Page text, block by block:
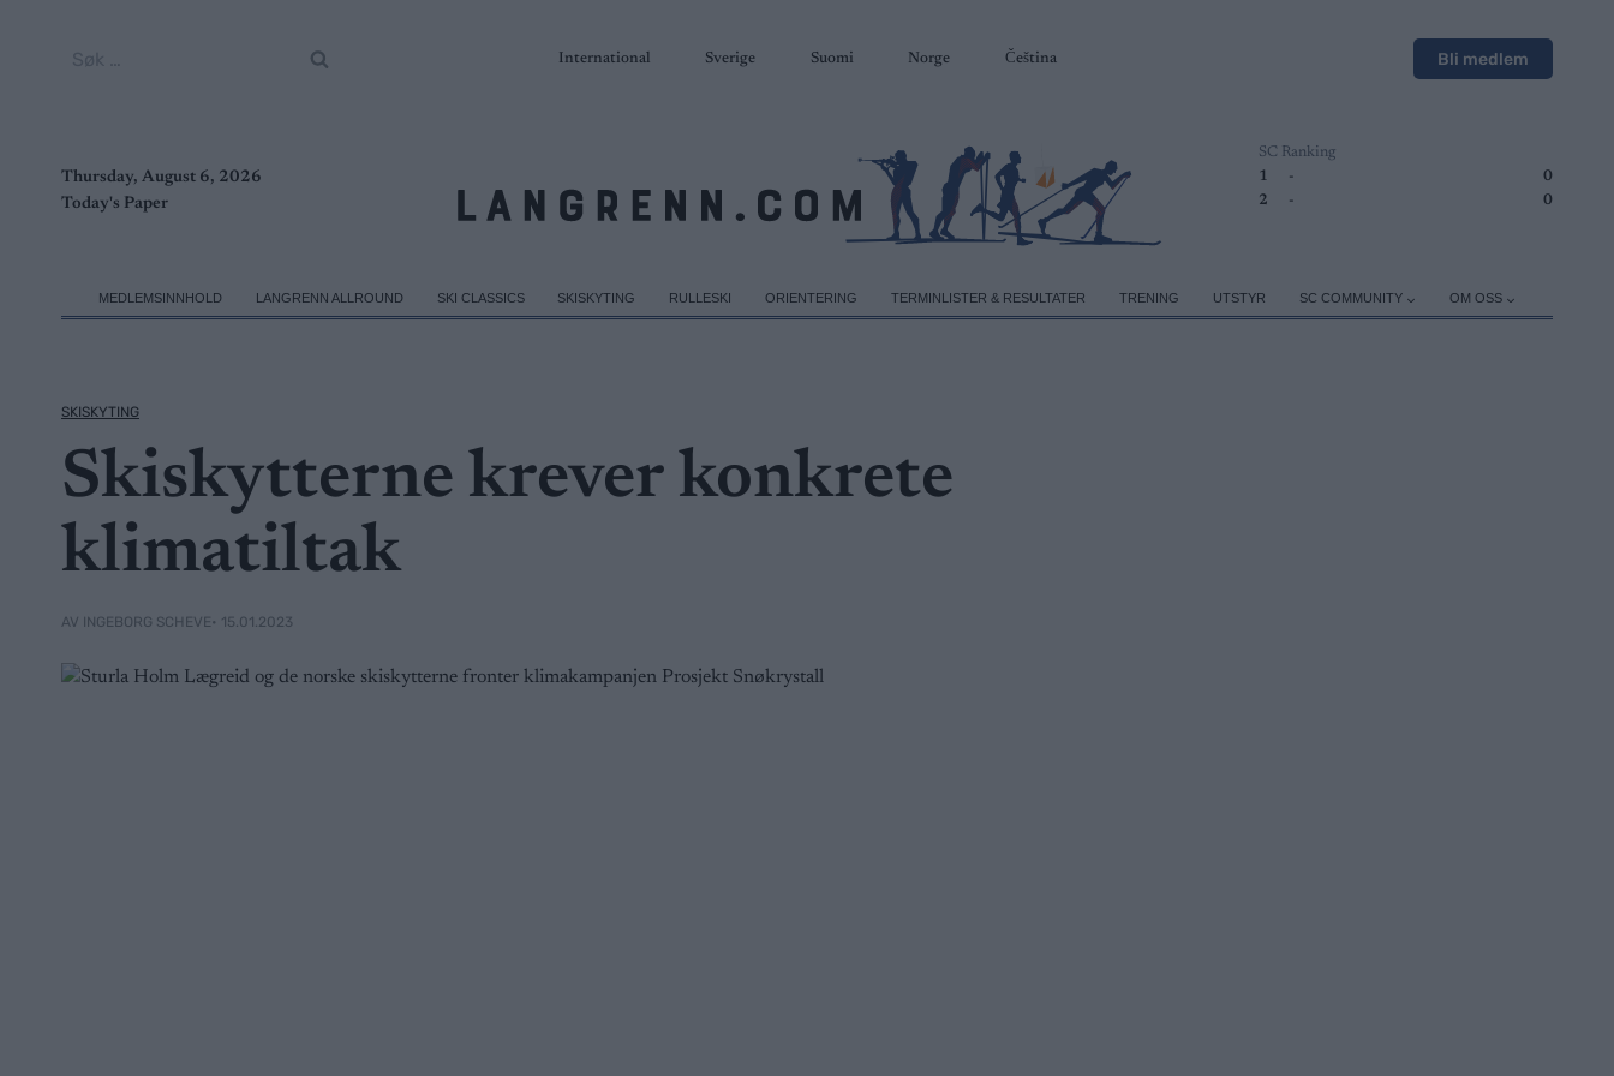
International Sverige Suomi Norge Čeština Bli medlem
Thursday, August 6, 2026
Today's Paper
SC Ranking
1
-
0
2
- 0
MEDLEMSINNHOLD LANGRENN ALLROUND SKI CLASSICS SKISKYTING RULLESKI ORIENTERING TERMINLISTER & RESULTATER TRENING UTSTYR SC COMMUNITY OM OSS
SKISKYTING
Skiskytterne krever konkrete
klimatiltak
AV INGEBORG SCHEVE• 15.01.2023